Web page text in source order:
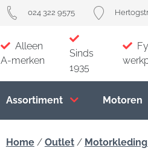
024 322 9575
Alleen
A-merken
Sinds
1935
Assortiment Motoren
Home/ Outlet/